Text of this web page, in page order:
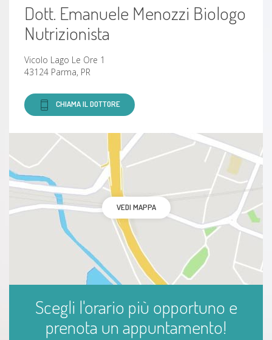
Dott. Emanuele Menozzi Biologo
Nutrizionista
Vicolo Lago Le Ore 1
43124 Parma, PR
CHIAMA IL DOTTORE
VEDI MAPPA
Scegli l'orario più opportuno e
prenota un appuntamento!